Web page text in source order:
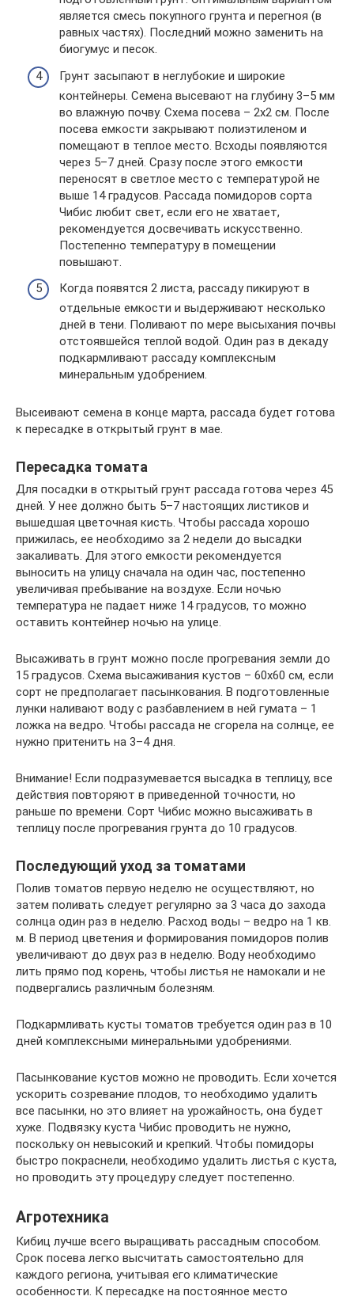
является смесь покупного грунта и перегноя (в
равных частях). Последний можно заменить на
биогумус и песок.
Грунт засыпают в неглубокие и широкие
контейнеры. Семена высевают на глубину 3–5 мм
во влажную почву. Схема посева – 2х2 см. После
посева емкости закрывают полиэтиленом и
помещают в теплое место. Всходы появляются
через 5–7 дней. Сразу после этого емкости
переносят в светлое место с температурой не
выше 14 градусов. Рассада помидоров сорта
Чибис любит свет, если его не хватает,
рекомендуется досвечивать искусственно.
Постепенно температуру в помещении
повышают.
Когда появятся 2 листа, рассаду пикируют в
отдельные емкости и выдерживают несколько
дней в тени. Поливают по мере высыхания почвы
отстоявшейся теплой водой. Один раз в декаду
подкармливают рассаду комплексным
минеральным удобрением.
Высеивают семена в конце марта, рассада будет готова
к пересадке в открытый грунт в мае.
Пересадка томата
Для посадки в открытый грунт рассада готова через 45
дней. У нее должно быть 5–7 настоящих листиков и
вышедшая цветочная кисть. Чтобы рассада хорошо
прижилась, ее необходимо за 2 недели до высадки
закаливать. Для этого емкости рекомендуется
выносить на улицу сначала на один час, постепенно
увеличивая пребывание на воздухе. Если ночью
температура не падает ниже 14 градусов, то можно
оставить контейнер ночью на улице.
Высаживать в грунт можно после прогревания земли до
15 градусов. Схема высаживания кустов – 60х60 см, если
сорт не предполагает пасынкования. В подготовленные
лунки наливают воду с разбавлением в ней гумата – 1
ложка на ведро. Чтобы рассада не сгорела на солнце, ее
нужно притенить на 3–4 дня.
Внимание! Если подразумевается высадка в теплицу, все
действия повторяют в приведенной точности, но
раньше по времени. Сорт Чибис можно высаживать в
теплицу после прогревания грунта до 10 градусов.
Последующий уход за томатами
Полив томатов первую неделю не осуществляют, но
затем поливать следует регулярно за 3 часа до захода
солнца один раз в неделю. Расход воды – ведро на 1 кв.
м. В период цветения и формирования помидоров полив
увеличивают до двух раз в неделю. Воду необходимо
лить прямо под корень, чтобы листья не намокали и не
подвергались различным болезням.
Подкармливать кусты томатов требуется один раз в 10
дней комплексными минеральными удобрениями.
Пасынкование кустов можно не проводить. Если хочется
ускорить созревание плодов, то необходимо удалить
все пасынки, но это влияет на урожайность, она будет
хуже. Подвязку куста Чибис проводить не нужно,
поскольку он невысокий и крепкий. Чтобы помидоры
быстро покраснели, необходимо удалить листья с куста,
но проводить эту процедуру следует постепенно.
Агротехника
Кибиц лучше всего выращивать рассадным способом.
Срок посева легко высчитать самостоятельно для
каждого региона, учитывая его климатические
особенности. К пересадке на постоянное место